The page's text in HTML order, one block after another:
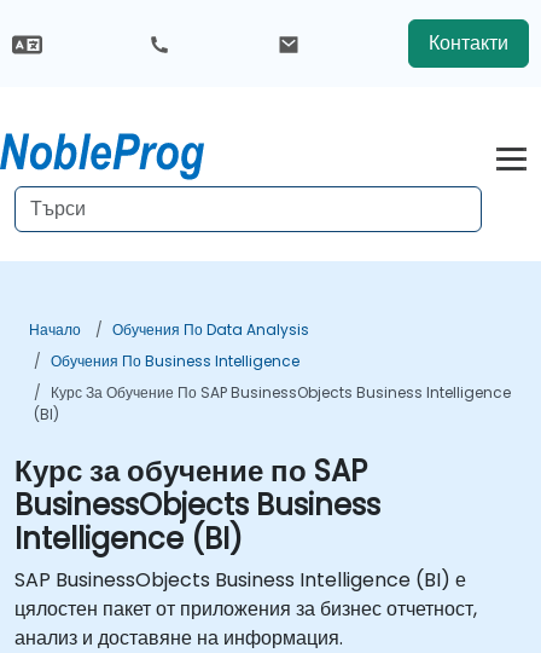
Контакти
Начало
Обучения По Data Analysis
Обучения По Business Intelligence
Курс За Обучение По SAP BusinessObjects Business Intelligence
(BI)
Курс за обучение по SAP
BusinessObjects Business
Intelligence (BI)
SAP BusinessObjects Business Intelligence (BI) е
цялостен пакет от приложения за бизнес отчетност,
анализ и доставяне на информация.